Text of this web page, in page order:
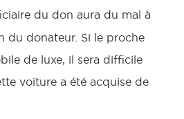
du don aura du mal à
du donateur. Si le proche
de luxe, il sera difficile
voiture a été acquise de